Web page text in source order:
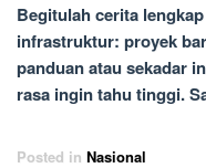
Begitulah cerita
infrastruktur: proyek
panduan atau sekadar
rasa ingin tahu tinggi.
Posted in Nasional